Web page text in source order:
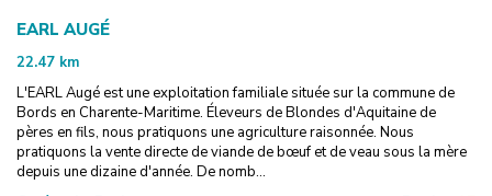
EARL AUGÉ
22.47 km
L'EARL Augé est une exploitation familiale située sur la commune de
Bords en Charente-Maritime. Éleveurs de Blondes d'Aquitaine de
pères en fils, nous pratiquons une agriculture raisonnée. Nous
pratiquons la vente directe de viande de bœuf et de veau sous la mère
depuis une dizaine d'année. De nomb...